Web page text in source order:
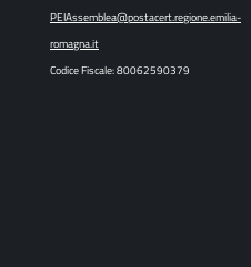
PEIAssemblea@postacert.regione.emilia-
romagna.it
Codice Fiscale: 80062590379